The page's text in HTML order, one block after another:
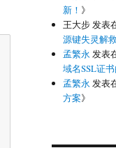
新！ 》
王大步发表
源键失灵解
孟繁永 发表
域名SSL证
孟繁永 发表
方案》